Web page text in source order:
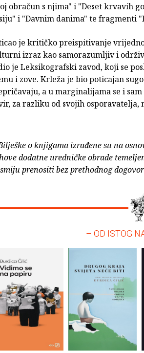
obračun s njima" i "Deset krvavih
i "Davnim danima" te fragmenti
je kritičko preispitivanje
izraz kao samorazumljiv i
je Leksikografski zavod, koji se
i zove. Krleža je bio poticajan
a u marginalijama se i
za razliku od svojih osporavatelja,
o knjigama izrađene su na
dodatne uredničke obrade
prenositi bez prethodnog
– OD ISTOG